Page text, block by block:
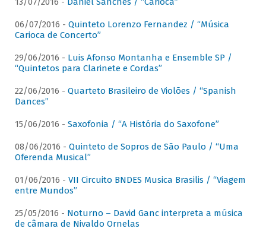
06/07/2016 - Quinteto Lorenzo Fernandez / “Música
Carioca de Concerto”
29/06/2016 - Luis Afonso Montanha e Ensemble SP /
“Quintetos para Clarinete e Cordas”
22/06/2016 - Quarteto Brasileiro de Violões / “Spanish
Dances”
15/06/2016 - Saxofonia / “A História do Saxofone”
08/06/2016 - Quinteto de Sopros de São Paulo / “Uma
Oferenda Musical”
01/06/2016 - VII Circuito BNDES Musica Brasilis / “Viagem
entre Mundos”
25/05/2016 - Noturno – David Ganc interpreta a música
de câmara de Nivaldo Ornelas